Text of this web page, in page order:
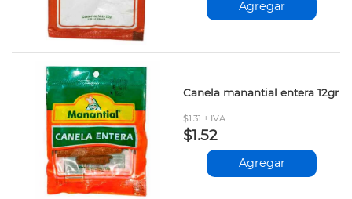
Agregar
Canela manantial entera 12gr
$1.31 + IVA
$1.52
Agregar